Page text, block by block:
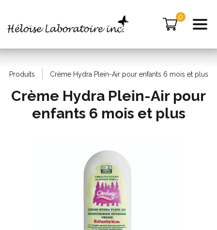
0
Produits Crème Hydra Plein-Air pour enfants 6 mois et plus
Crème Hydra Plein-Air pour
enfants 6 mois et plus